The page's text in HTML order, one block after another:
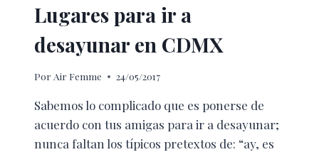
Lugares para ir a
desayunar en CDMX
Por Air Femme 24/05/2017
Sabemos lo complicado que es ponerse de
acuerdo con tus amigas para ir a desayunar;
nunca faltan los típicos pretextos de: “ay, es